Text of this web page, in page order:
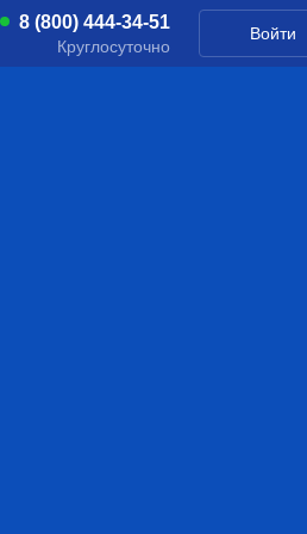
8 (800) 444-34-51
Круглосуточно
Войти